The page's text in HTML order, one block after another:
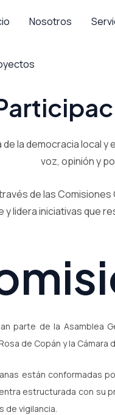
Nosotros
la democracia local
voz, opinión y
de las
y lidera iniciativas que
parte de la Asamblea
de Copán y la
están conformadas
estructurada con su
de vigilancia.